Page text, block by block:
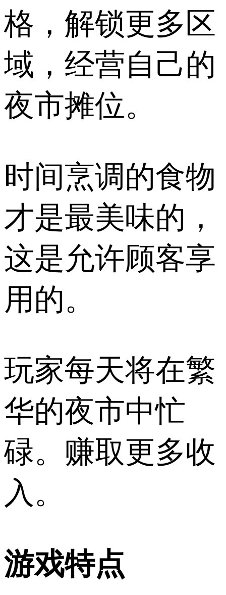
格，解锁更多区
域，经营自己的
夜市摊位。
时间烹调的食物
才是最美味的，
这是允许顾客享
用的。
玩家每天将在繁
华的夜市中忙
碌。赚取更多收
入。
游戏特点